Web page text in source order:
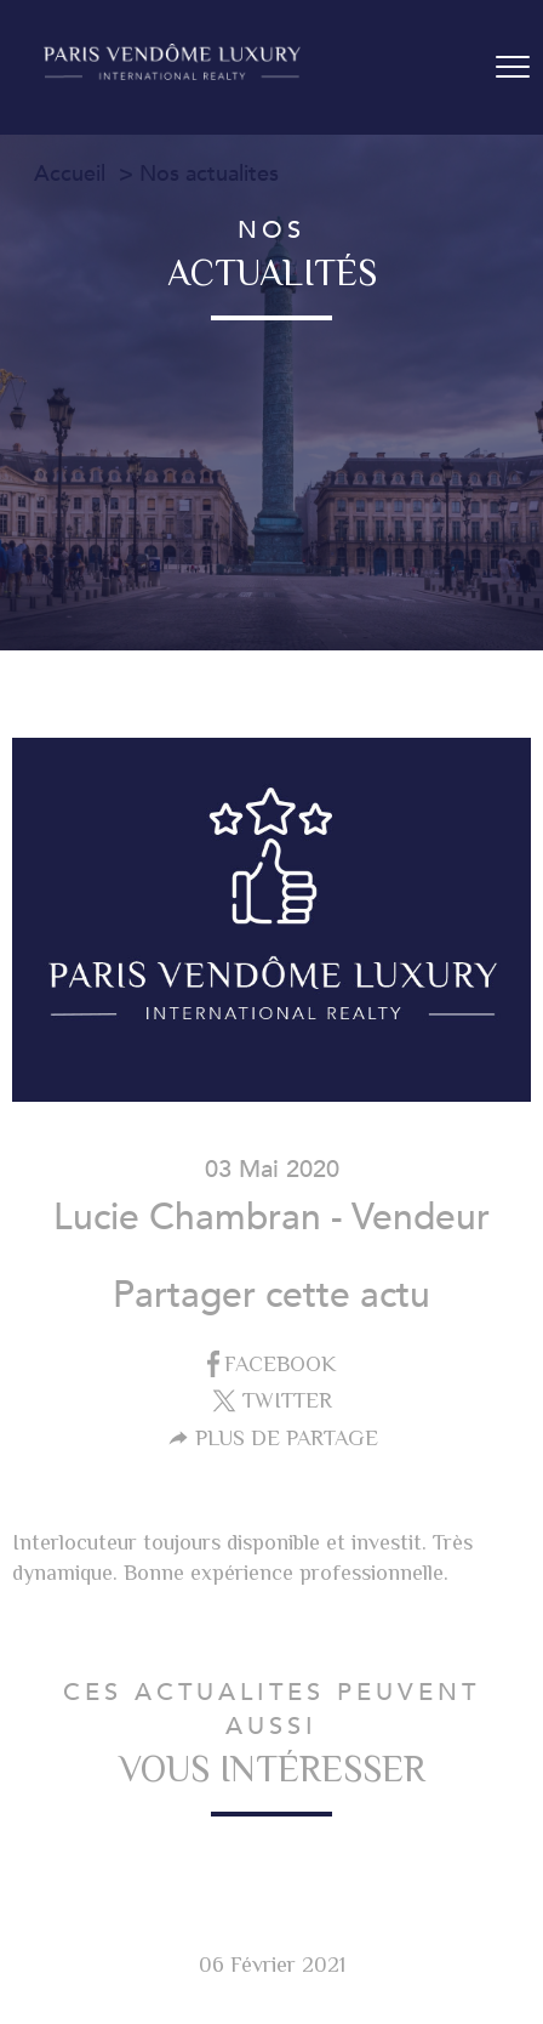
Accueil Nos actualites
NOS
ACTUALITÉS
03 Mai 2020
Lucie Chambran - Vendeur
Partager cette actu
FACEBOOK
TWITTER
PLUS DE PARTAGE
Interlocuteur toujours disponible et investit. Très
dynamique. Bonne expérience professionnelle.
CES ACTUALITES PEUVENT
AUSSI
VOUS INTÉRESSER
06 Février 2021